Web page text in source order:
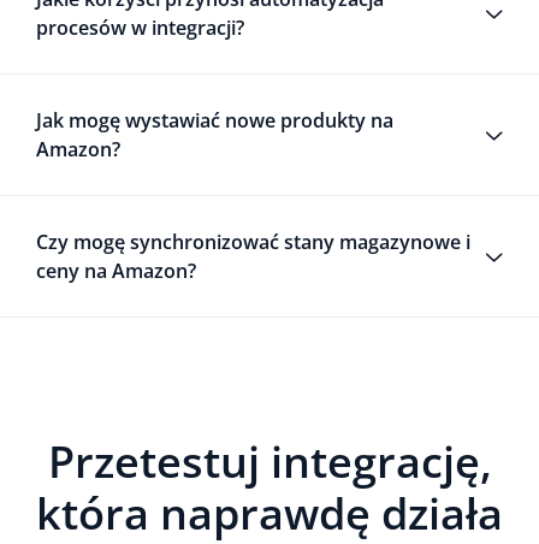
procesów w integracji?
Jak mogę wystawiać nowe produkty na
Amazon?
Czy mogę synchronizować stany magazynowe i
ceny na Amazon?
Przetestuj integrację,
która naprawdę działa